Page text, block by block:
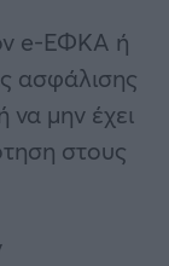
e-ΕΦΚΑ ή
ασφάλισης
μην έχει
στους